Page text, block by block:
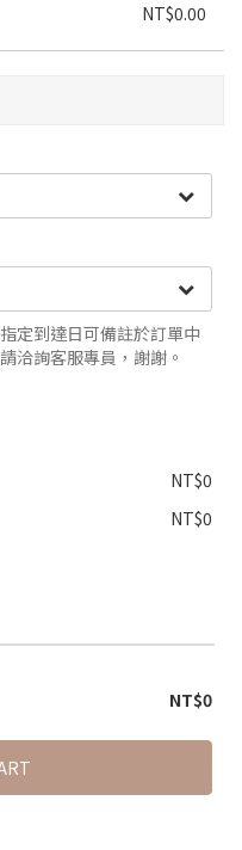
NT$0.00
定到達日可備註於訂單中
洽詢客服專員，謝謝。
NT$0
NT$0
NT$0